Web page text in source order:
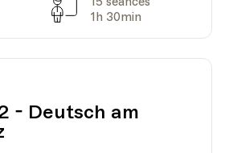
Heure
18.00
Ecole Pédagogique
33
Séances
1h 30min
- Deutsch am